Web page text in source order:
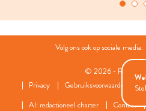
Volg ons ook op sociale media:
© 2026 - Roularta
Privacy
Gebruiksvoorwaarden
AI: redactioneel charter
Contact